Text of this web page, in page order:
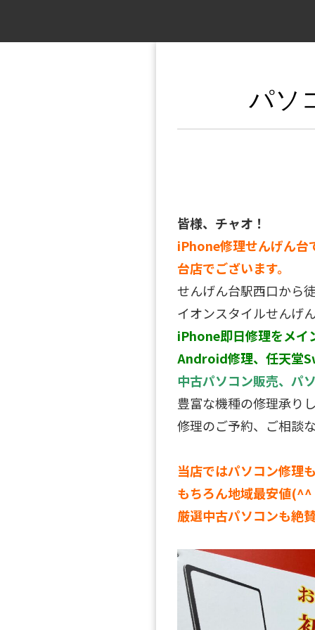
パソ
皆様、チャオ！
iPhone修理せんげん台
台店でございます。
せんげん台駅西口から
イオンスタイルせんげ
iPhone即日修理をメイ
Android修理、任天堂
中古パソコン販売、パ
豊富な機種の修理承り
修理のご予約、ご相談
当店ではパソコン修理
もちろん地域最安値
厳選中古パソコンも絶